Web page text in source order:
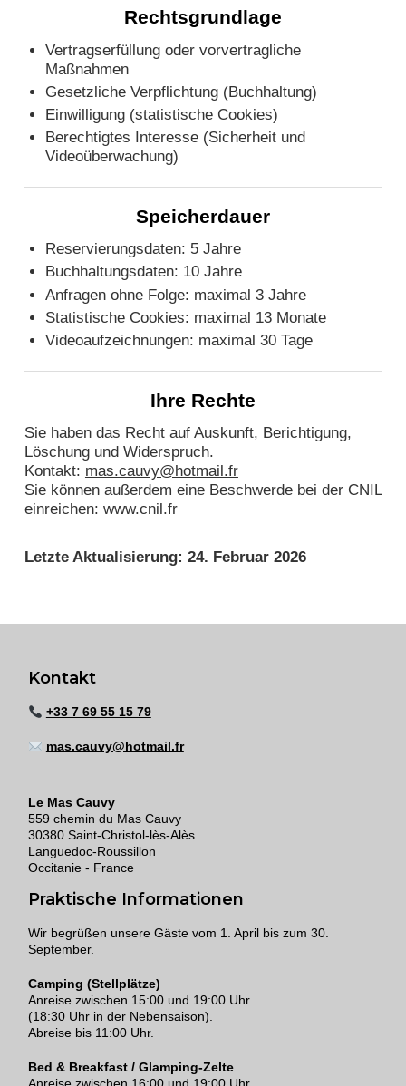
Rechtsgrundlage
Vertragserfüllung oder vorvertragliche
Maßnahmen
Gesetzliche Verpflichtung (Buchhaltung)
Einwilligung (statistische Cookies)
Berechtigtes Interesse (Sicherheit und
Videoüberwachung)
Speicherdauer
Reservierungsdaten: 5 Jahre
Buchhaltungsdaten: 10 Jahre
Anfragen ohne Folge: maximal 3 Jahre
Statistische Cookies: maximal 13 Monate
Videoaufzeichnungen: maximal 30 Tage
Ihre Rechte
Sie haben das Recht auf Auskunft, Berichtigung,
Löschung und Widerspruch.
Kontakt: mas.cauvy@hotmail.fr
Sie können außerdem eine Beschwerde bei der CNIL
einreichen: www.cnil.fr
Letzte Aktualisierung: 24. Februar 2026
Kontakt
+33 7 69 55 15 79
mas.cauvy@hotmail.fr
Le Mas Cauvy
559 chemin du Mas Cauvy
30380 Saint-Christol-lès-Alès
Languedoc-Roussillon
Occitanie - France
Praktische Informationen
Wir begrüßen unsere Gäste vom 1. April bis zum 30.
September.
Camping (Stellplätze)
Anreise zwischen 15:00 und 19:00 Uhr
(18:30 Uhr in der Nebensaison).
Abreise bis 11:00 Uhr.
Bed & Breakfast / Glamping-Zelte